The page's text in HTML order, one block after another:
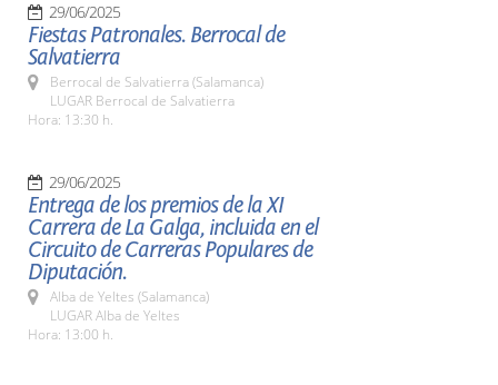
29/06/2025
Fiestas Patronales. Berrocal de
Salvatierra
Berrocal de Salvatierra (Salamanca)
LUGAR Berrocal de Salvatierra
Hora: 13:30 h.
29/06/2025
Entrega de los premios de la XI
Carrera de La Galga, incluida en el
Circuito de Carreras Populares de
Diputación.
Alba de Yeltes (Salamanca)
LUGAR Alba de Yeltes
Hora: 13:00 h.